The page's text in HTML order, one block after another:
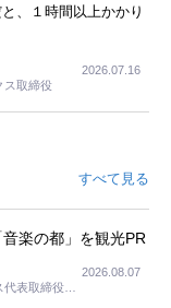
、１時間以上かかり
施設を選択したので
ニアの住まい選び
も考えない外池ない
ス取締役
2026.07.16
すべて見る
楽の都」を観光PR
表取締役社
2026.08.07